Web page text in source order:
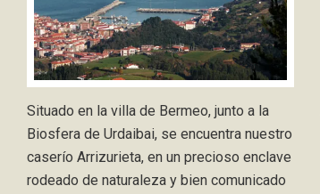
Situado en la villa de Bermeo, junto a la
Biosfera de Urdaibai, se encuentra nuestro
caserío Arrizurieta, en un precioso enclave
rodeado de naturaleza y bien comunicado